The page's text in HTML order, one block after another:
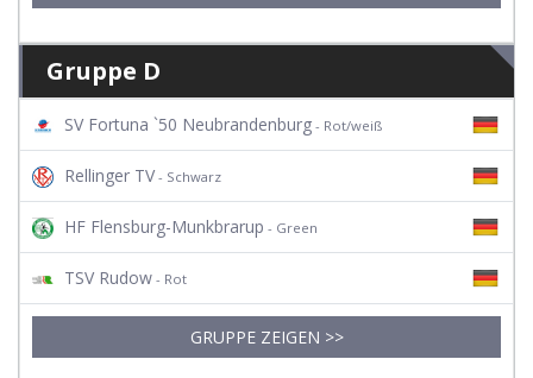
Gruppe D
SV Fortuna `50 Neubrandenburg - Rot/weiß
Rellinger TV - Schwarz
HF Flensburg-Munkbrarup - Green
TSV Rudow - Rot
GRUPPE ZEIGEN >>